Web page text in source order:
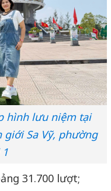
hình lưu niệm tại
Sa Vỹ, phường
31.700 lượt;